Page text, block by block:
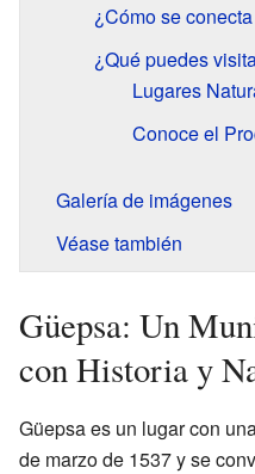
¿Cómo se
¿Qué puedes
Lugares
Conoce el
Galería de imágenes
Véase también
Güepsa: Un
con Historia y
Güepsa es un lugar con
de marzo de 1537 y se